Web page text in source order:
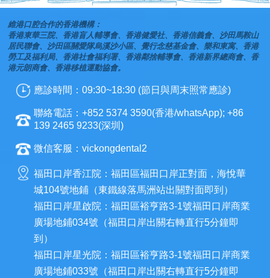
維港口腔合作的香港機構：
香港東華三院、香港盲人輔導會、香港健愛社、香港信義會、沙田馬鞍山
居民聯會、沙田區關愛隊烏溪沙小區、覺行念慈基金會、樂和東寓、香港
勞工及福利局、香港社會福利署、香港鄰捨輔導會、香港新界總商會、香
港元朗商會、香港移植運動協會。
應診時間：09:30~18:30 (節日與周末照常應診)
聯絡電話：+852 5374 3590(香港/whatsApp); +86
139 2465 9233(深圳)
微信客服：vickongdental2
福田口岸香江院：福田區福田口岸正對面，海悅華
城104號地鋪（東鐵線落馬洲站出關對面即到）
福田口岸星啟院：福田區裕亨路3-1號福田口岸商業
廣場地鋪034號（福田口岸出關右轉直行5分鐘即
到）
福田口岸星光院：福田區裕亨路3-1號福田口岸商業
廣場地鋪033號（福田口岸出關右轉直行5分鐘即